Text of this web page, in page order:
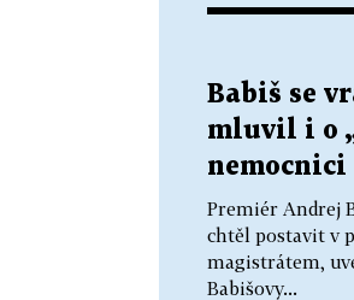
Babiš se
mluvil i o
nemocnici
Premiér Andrej
chtěl postavit v
magistrátem,
Babišovy...